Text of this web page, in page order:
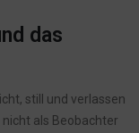
das
still und verlassen
nicht als Beobachter